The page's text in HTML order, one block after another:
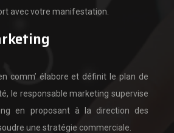
avec votre manifestation.
comm’ élabore et définit le plan de
le responsable marketing supervise
en proposant à la direction des
une stratégie commerciale.